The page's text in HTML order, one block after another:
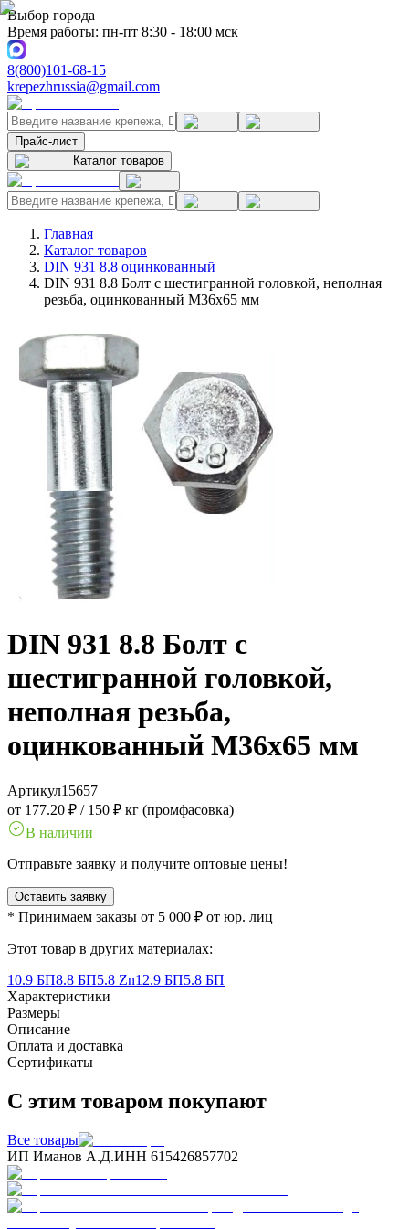
Выбор города
Время работы: пн-пт 8:30 - 18:00 мск
8(800)101-68-15
krepezhrussia@gmail.com
Прайс-лист
Каталог товаров
Главная
Каталог товаров
DIN 931 8.8 оцинкованный
DIN 931 8.8 Болт с шестигранной головкой, неполная
резьба, оцинкованный M36x65 мм
DIN 931 8.8 Болт с
шестигранной головкой,
неполная резьба,
оцинкованный M36x65 мм
Артикул15657
от 177.20 ₽ / 150 ₽ кг (промфасовка)
В наличии
Отправьте заявку и получите оптовые цены!
Оставить заявку
* Принимаем заказы от 5 000 ₽ от юр. лиц
Этот товар в других материалах:
10.9 БП8.8 БП5.8 Zn12.9 БП5.8 БП
Характеристики
Размеры
Описание
Оплата и доставка
Сертификаты
С этим товаром покупают
Все товары
ИП Иманов А.Д.ИНН 615426857702